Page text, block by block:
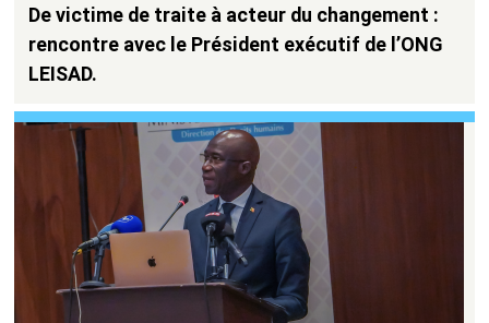
De victime de traite à acteur du changement :
rencontre avec le Président exécutif de l’ONG
LEISAD.